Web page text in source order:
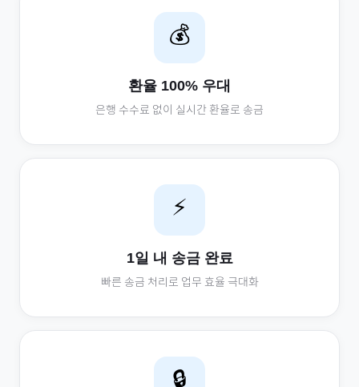
💰
환율 100% 우대
은행 수수료 없이 실시간 환율로 송금
⚡
1일 내 송금 완료
빠른 송금 처리로 업무 효율 극대화
🔒